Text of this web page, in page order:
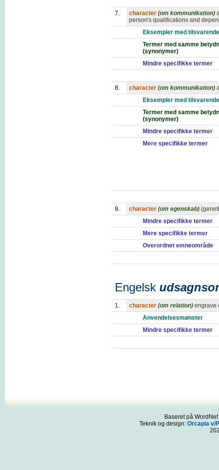
7. character (om kommunikation)
person's qualifications and
Eksempler med
Termer med samme
(synonymer)
Mindre specifikke termer
8. character (om kommunikation)
Eksempler med
Termer med samme
(synonymer)
Mindre specifikke termer
Mere specifikke termer
9. character (om egenskab)
Mindre specifikke termer
Mere specifikke termer
Overordnet emneområde
Engelsk
1. character (om relation) engrave
Anvendelsesmønster
Mindre specifikke termer
Baseret på
Teknik og design: Orcapia v/